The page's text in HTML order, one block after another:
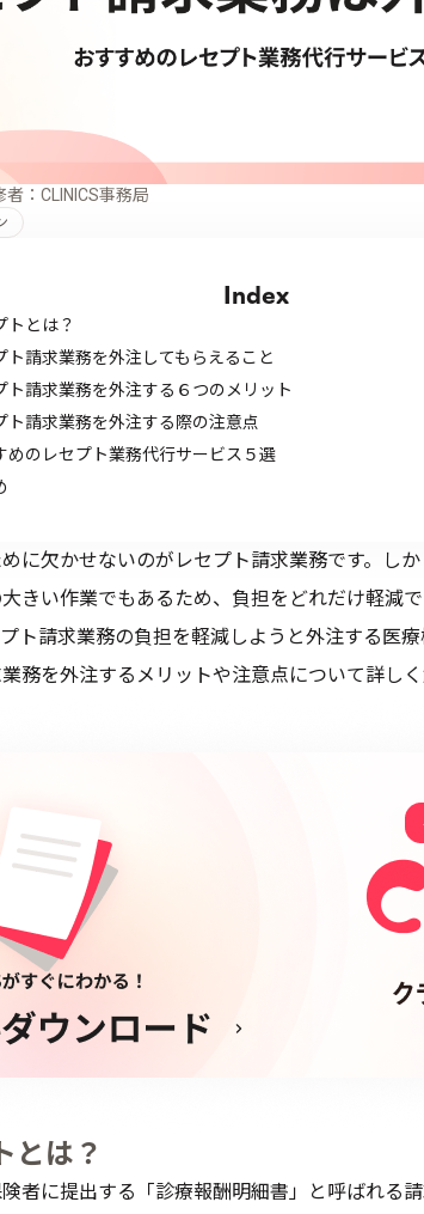
者：CLINICS事務局
Index
トとは？
ト請求業務を外注してもらえること
ト請求業務を外注する６つのメリット
ト請求業務を外注する際の注意点
めのレセプト業務代行サービス５選
に欠かせないのがレセプト請求業務です。し
きい作業でもあるため、負担をどれだけ軽減
ト請求業務の負担を軽減しようと外注する医
務を外注するメリットや注意点について詳しく
とは？
者に提出する「診療報酬明細書」と呼ばれる